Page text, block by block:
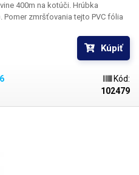
400m na kotúči. Hrúbka
Pomer zmršťovania tejto PVC fólia
90 ° C). PVC fólie sú
a nepriepustné. PVC fólie pri
preto sú vhodné pre
K zmršteniu je potrebné
ako 90 ° C - ideálne za použitia
tvar baleného predmetu. Pri
Kúpiť
Kód:
102479